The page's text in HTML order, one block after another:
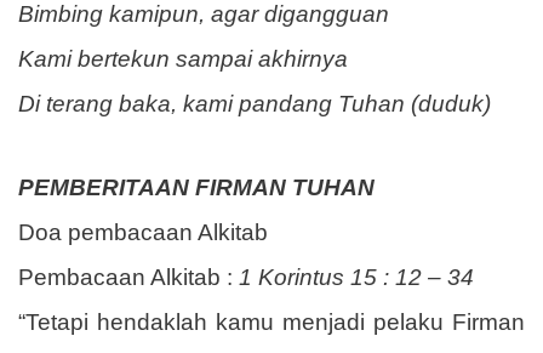
Bimbing kamipun, agar digangguan
Kami bertekun sampai akhirnya
Di terang baka, kami pandang Tuhan (duduk)
PEMBERITAAN FIRMAN TUHAN
Doa pembacaan Alkitab
Pembacaan Alkitab : 1 Korintus 15 : 12 – 34
“Tetapi hendaklah kamu menjadi pelaku Firman